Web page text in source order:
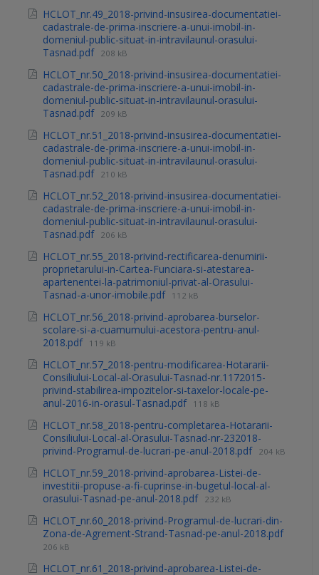
HCLOT_nr.49_2018-privind-insusirea-documentatiei-
cadastrale-de-prima-inscriere-a-unui-imobil-in-
domeniul-public-situat-in-intravilaunul-orasului-
Tasnad.pdf 208 kB
HCLOT_nr.50_2018-privind-insusirea-documentatiei-
cadastrale-de-prima-inscriere-a-unui-imobil-in-
domeniul-public-situat-in-intravilaunul-orasului-
Tasnad.pdf 209 kB
HCLOT_nr.51_2018-privind-insusirea-documentatiei-
cadastrale-de-prima-inscriere-a-unui-imobil-in-
domeniul-public-situat-in-intravilaunul-orasului-
Tasnad.pdf 210 kB
HCLOT_nr.52_2018-privind-insusirea-documentatiei-
cadastrale-de-prima-inscriere-a-unui-imobil-in-
domeniul-public-situat-in-intravilaunul-orasului-
Tasnad.pdf 206 kB
HCLOT_nr.55_2018-privind-rectificarea-denumirii-
proprietarului-in-Cartea-Funciara-si-atestarea-
apartenentei-la-patrimoniul-privat-al-Orasului-
Tasnad-a-unor-imobile.pdf 112 kB
HCLOT_nr.56_2018-privind-aprobarea-burselor-
scolare-si-a-cuamumului-acestora-pentru-anul-
2018.pdf 119 kB
HCLOT_nr.57_2018-pentru-modificarea-Hotararii-
Consiliului-Local-al-Orasului-Tasnad-nr.1172015-
privind-stabilirea-impozitelor-si-taxelor-locale-pe-
anul-2016-in-orasul-Tasnad.pdf 118 kB
HCLOT_nr.58_2018-pentru-completarea-Hotararii-
Consiliului-Local-al-Orasului-Tasnad-nr-232018-
privind-Programul-de-lucrari-pe-anul-2018.pdf 204 kB
HCLOT_nr.59_2018-privind-aprobarea-Listei-de-
investitii-propuse-a-fi-cuprinse-in-bugetul-local-al-
orasului-Tasnad-pe-anul-2018.pdf 232 kB
HCLOT_nr.60_2018-privind-Programul-de-lucrari-din-
Zona-de-Agrement-Strand-Tasnad-pe-anul-2018.pdf
206 kB
HCLOT_nr.61_2018-privind-aprobarea-Listei-de-